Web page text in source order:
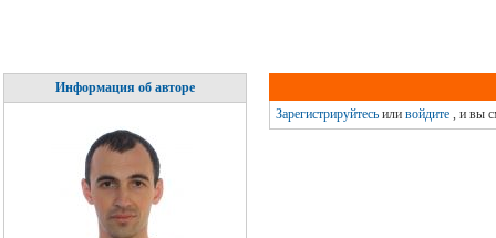
Информация об авторе
Зарегистрируйтесьили войдите, и вы